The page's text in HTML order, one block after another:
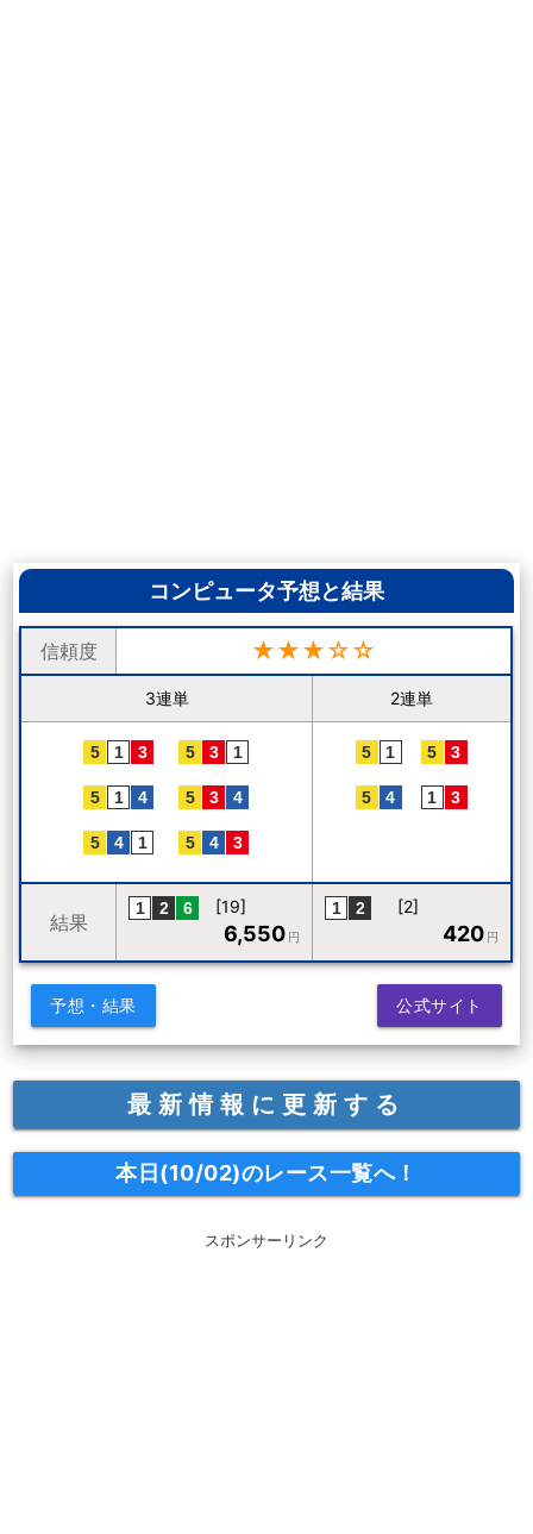
コンピュータ予想と結果
信頼度 ★★★☆☆
3連単 2連単
結果
[19]
6,550 円
[2]
420 円
予想・結果 公式サイト
最新情報に更新する
本日(10/02)のレース一覧へ！
スポンサーリンク